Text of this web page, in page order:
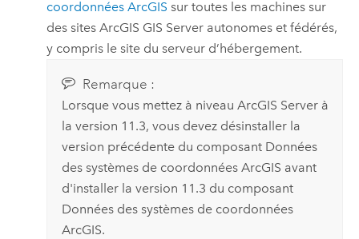
coordonnées ArcGIS sur toutes les machines sur
des sitesArcGIS GIS Server autonomes et fédérés,
y compris le site du serveur d’hébergement.
Remarque :
Lorsque vous mettez à niveau ArcGIS Serverà
la version 11.3, vous devez désinstaller la
version précédente du composant Données
des systèmes de coordonnées ArcGIS avant
d'installer la version 11.3 du composant
Données des systèmes de coordonnées
ArcGIS.